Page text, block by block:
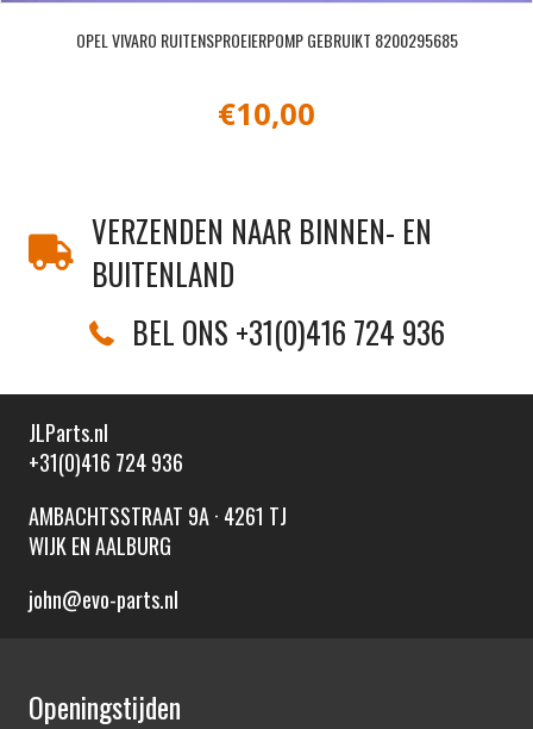
OPEL VIVARO RUITENSPROEIERPOMP GEBRUIKT 8200295685
€10,00
VERZENDEN NAAR BINNEN- EN
BUITENLAND
BEL ONS +31(0)416 724 936
JLParts.nl
+31(0)416 724 936
AMBACHTSSTRAAT 9A · 4261 TJ
WIJK EN AALBURG
john@evo-parts.nl
Openingstijden